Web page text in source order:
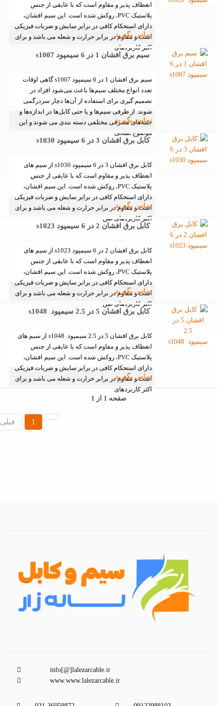
انعطاف پذیر و مقاوم است که با عایقی از جنس
پلاستیک PVC، روکش شده است. این سیم افشان،
دارای استحکام کافی در برابر سایش و ضربات فیزیکی
است و مقاوم در برابر حرارت و شعله می باشد و برای
اکثر کاربردهای
تماس بگیرید
سیم برق افشان 1 در 6 سیمپود s1007
سیم برق افشان 1 در 6 سیمپود s1007 گاهی اوقات
تعدد انواع مختلف سیم‌ها باعث می‌شود افراد در
تصمیم گیری برای استفاده از آن‌ها دچار سردرگمی
شوند. از طرفی سیم‌ها و یا حتی کابل‌ها در اندازه‌ها و
جنبه‌های مصرفی مختلفی دسته بندی می شوند و این
موضوع تشخی
تماس بگیرید
کابل برق افشان 3 در 6 سیمپود s1030
کابل برق افشان 3 در 6 سیمپود s1030 از سیم های
انعطاف پذیر و مقاوم است که با عایقی از جنس
پلاستیک PVC، روکش شده است. این سیم افشان،
دارای استحکام کافی در برابر سایش و ضربات فیزیکی
است و مقاوم در برابر حرارت و شعله می باشد و برای
اکثر کاربردهای صن
تماس بگیرید
کابل برق افشان 2 در 6 سیمپود s1023
کابل برق افشان 2 در 6 سیمپود s1023 از سیم های
انعطاف پذیر و مقاوم است که با عایقی از جنس
پلاستیک PVC، روکش شده است. این سیم افشان،
دارای استحکام کافی در برابر سایش و ضربات فیزیکی
است و مقاوم در برابر حرارت و شعله می باشد و برای
اکثر کاربردهای صن
تماس بگیرید
کابل برق افشان 5 در 2.5 سیمپود s1048
کابل برق افشان 5 در 2.5 سیمپود s1048 از سیم های
انعطاف پذیر و مقاوم است که با عایقی از جنس
پلاستیک PVC، روکش شده است. این سیم افشان،
دارای استحکام کافی در برابر سایش و ضربات فیزیکی
است و مقاوم در برابر حرارت و شعله می باشد و برای
اکثر کاربردهای
تماس بگیرید
صفحه 1 از 1
قبلی 1
info[@]lalezarcable.ir
www.www.lalezarcable.ir